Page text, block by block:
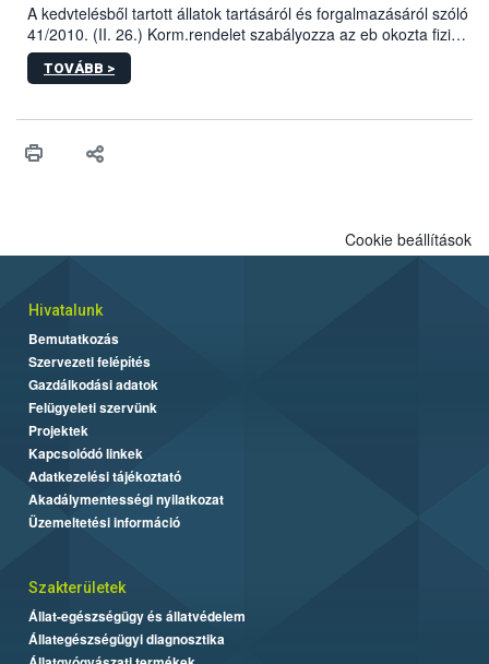
A kedvtelésből tartott állatok tartásáról és forgalmazásáról szóló
41/2010. (II. 26.) Korm.rendelet szabályozza az eb okozta fizikai
sérülés, illetve ennek veszélye keletkezésekor felmerülő
hatósági feladatokat, valamint a veszélyes eb tartását és annak
vonni az ebek viselkedésének megítélésében jártas szakértőt.
TOVÁBB >
Cookie beállítások
Hivatalunk
Bemutatkozás
Szervezeti felépítés
Gazdálkodási adatok
Felügyeleti szervünk
Projektek
Kapcsolódó linkek
Adatkezelési tájékoztató
Akadálymentességi nyilatkozat
Üzemeltetési információ
Szakterületek
Állat-egészségügy és állatvédelem
Állategészségügyi diagnosztika